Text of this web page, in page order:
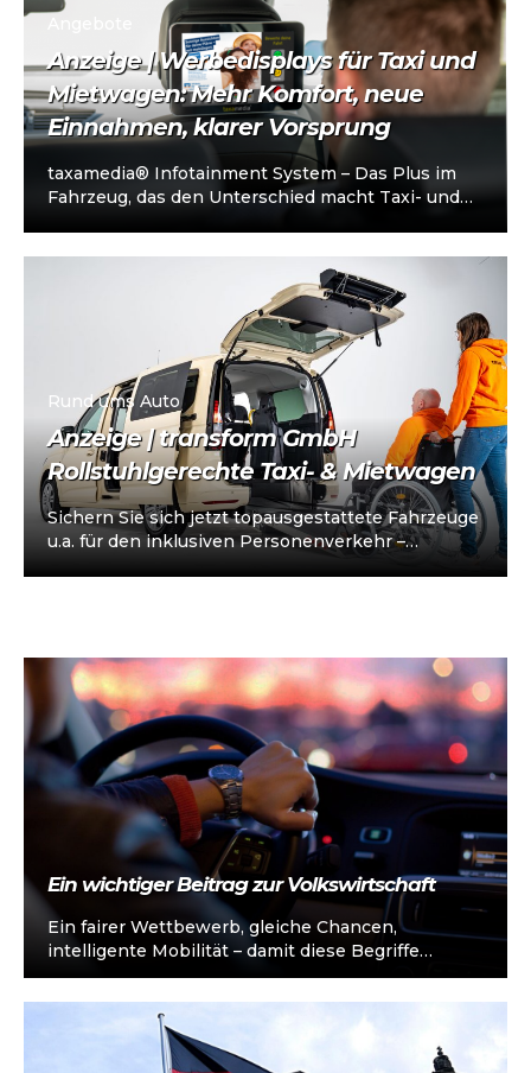
Anzeige | Werbedisplays für Taxi und
Mietwagen: Mehr Komfort, neue
Einnahmen, klarer Vorsprung
taxamedia® Infotainment System – Das Plus im
Fahrzeug, das den Unterschied macht Taxi- und
Rund ums Auto
Anzeige | transform GmbH
Rollstuhlgerechte Taxi- & Mietwagen
Sichern Sie sich jetzt topausgestattete Fahrzeuge
u.a. für den inklusiven Personenverkehr –
Ein wichtiger Beitrag zur Volkswirtschaft
Ein fairer Wettbewerb, gleiche Chancen,
intelligente Mobilität – damit diese Begriffe
Realität werden, müssen Taten folgen. Wir
fordern die aktuellen…